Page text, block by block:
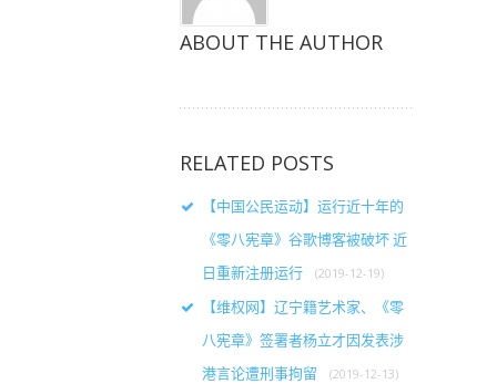
ABOUT THE AUTHOR
RELATED POSTS
【中国公民运动】运行近十年的
《零八宪章》谷歌博客被破坏 近
日重新注册运行
(2019-12-19)
【维权网】辽宁籍艺术家、《零
八宪章》签署者杨立才因发表涉
港言论遭刑事拘留
(2019-12-13)